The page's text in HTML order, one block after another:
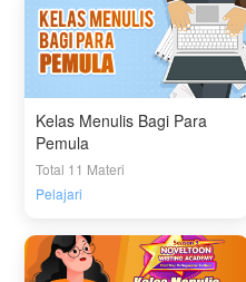
Kelas Menulis Bagi Para
Pemula
Total 11 Materi
Pelajari